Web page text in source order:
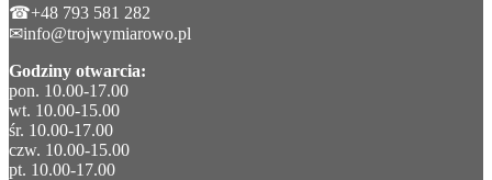
☎+48 793 581 282
✉info@trojwymiarowo.pl
Godziny otwarcia:
pon. 10.00-17.00
wt. 10.00-15.00
śr. 10.00-17.00
czw. 10.00-15.00
pt. 10.00-17.00